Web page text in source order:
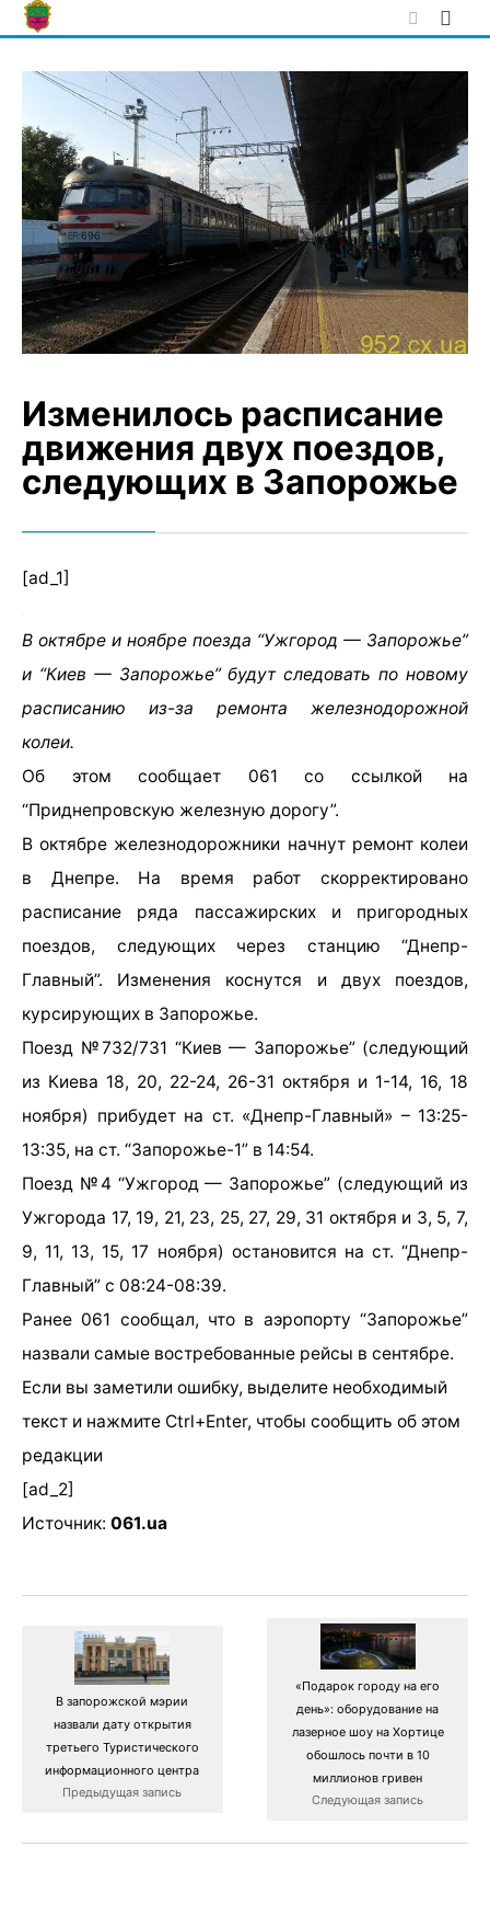
Skip
to
Изменилось расписание
движения двух поездов,
следующих в Запорожье
[ad_1]
В октябре и ноябре поезда “Ужгород — Запорожье”
и “Киев — Запорожье” будут следовать по новому
расписанию из-за ремонта железнодорожной
колеи.
Об этом сообщает 061 со ссылкой на
“Приднепровскую железную дорогу”.
В октябре железнодорожники начнут ремонт колеи
в Днепре. На время работ скорректировано
расписание ряда пассажирских и пригородных
поездов, следующих через станцию “Днепр-
Главный”. Изменения коснутся и двух поездов,
курсирующих в Запорожье.
Поезд №732/731 “Киев — Запорожье” (следующий
из Киева 18, 20, 22-24, 26-31 октября и 1-14, 16, 18
ноября) прибудет на ст. «Днепр-Главный» – 13:25-
13:35, на ст. “Запорожье-1” в 14:54.
Поезд №4 “Ужгород — Запорожье” (следующий из
Ужгорода 17, 19, 21, 23, 25, 27, 29, 31 октября и 3, 5, 7,
9, 11, 13, 15, 17 ноября) остановится на ст. “Днепр-
Главный” с 08:24-08:39.
Ранее 061 сообщал, что в аэропорту “Запорожье”
назвали самые востребованные рейсы в сентябре.
Если вы заметили ошибку, выделите необходимый
текст и нажмите Ctrl+Enter, чтобы сообщить об этом
редакции
[ad_2]
Источник: 061.ua
В запорожской мэрии
назвали дату открытия
третьего Туристического
информационного центра
Предыдущая запись
«Подарок городу на его
день»: оборудование на
лазерное шоу на Хортице
обошлось почти в 10
миллионов гривен
Следующая запись